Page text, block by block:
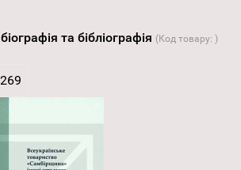
та бібліографія (Код товару: )